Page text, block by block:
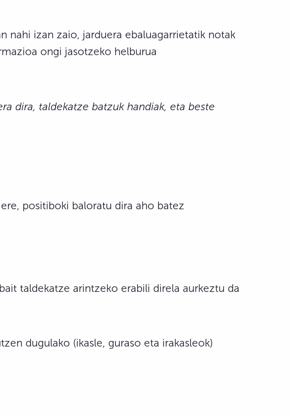
nahi izan zaio, jarduera ebaluagarrietatik notak
ongi jasotzeko helburua
dira, taldekatze batzuk handiak, eta beste
positiboki baloratu dira aho batez
taldekatze arintzeko erabili direla aurkeztu da
dugulako (ikasle, guraso eta irakasleok)